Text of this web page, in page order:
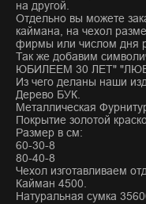
на другой.
Отдельно вы можете
каймана, на чехол
фирмы или числом дня
Так же добавим
ЮБИЛЕЕМ 30 ЛЕТ"
Из чего деланы наши
Дерево БУК.
Металлическая
Покрытие золотой
Размер в см:
60-30-8
80-40-8
Чехол изготавливаем
Кайман 4500.
Натуральная сумка